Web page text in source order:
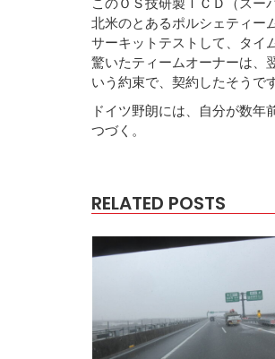
北米のとあるポルシェティー
サーキットテストして、タイ
驚いたティームオーナーは、
いう約束で、契約したそうです
ドイツ野朗には、自分が数年
つづく。
RELATED POSTS